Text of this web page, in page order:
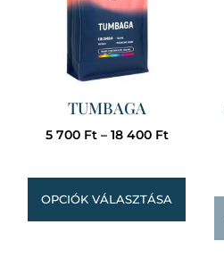
TUMBAGA
5 700 Ft – 18 400 Ft
OPCIÓK VÁLASZTÁSA